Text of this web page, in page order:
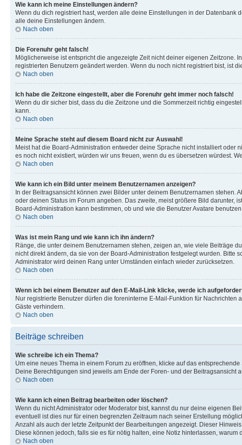
Wie kann ich meine Einstellungen ändern?
Wenn du dich registriert hast, werden alle deine Einstellungen in der Datenbank
alle deine Einstellungen ändern.
Nach oben
Die Forenuhr geht falsch!
Möglicherweise ist entspricht die angezeigte Zeit nicht deiner eigenen Zeitzone.
registrierten Benutzern geändert werden. Wenn du noch nicht registriert bist, ist
Nach oben
Ich habe die Zeitzone eingestellt, aber die Forenuhr geht immer noch falsch!
Wenn du dir sicher bist, dass du die Zeitzone und die Sommerzeit richtig
kann.
Nach oben
Meine Sprache steht auf diesem Board nicht zur Auswahl!
Meist hat die Board-Administration entweder deine Sprache nicht installiert oder
es noch nicht existiert, würden wir uns freuen, wenn du es übersetzen würdest.
Nach oben
Wie kann ich ein Bild unter meinem Benutzernamen anzeigen?
In der Beitragsansicht können zwei Bilder unter deinem Benutzernamen stehen.
oder deinen Status im Forum angeben. Das zweite, meist größere Bild darunter,
Board-Administration kann bestimmen, ob und wie die Benutzer Avatare
Nach oben
Was ist mein Rang und wie kann ich ihn ändern?
Ränge, die unter deinem Benutzernamen stehen, zeigen an, wie viele Beiträge
nicht direkt ändern, da sie von der Board-Administration festgelegt wurden.
Administrator wird deinen Rang unter Umständen einfach wieder zurücksetzen.
Nach oben
Wenn ich bei einem Benutzer auf den E-Mail-Link klicke, werde ich
Nur registrierte Benutzer dürfen die foreninterne E-Mail-Funktion für
Gäste verhindern.
Nach oben
Beiträge schreiben
Wie schreibe ich ein Thema?
Um eine neues Thema in einem Forum zu eröffnen, klicke auf das
Deine Berechtigungen sind jeweils am Ende der Foren- und der Beitragsansicht
Nach oben
Wie kann ich einen Beitrag bearbeiten oder löschen?
Wenn du nicht Administrator oder Moderator bist, kannst du nur deine eigenen
eventuell ist dies nur für einen begrenzten Zeitraum nach seiner Erstellung
Anzahl als auch der letzte Zeitpunkt der Bearbeitungen angezeigt. Dieser
Diese können jedoch, falls sie es für nötig halten, eine Notiz hinterlassen,
Nach oben